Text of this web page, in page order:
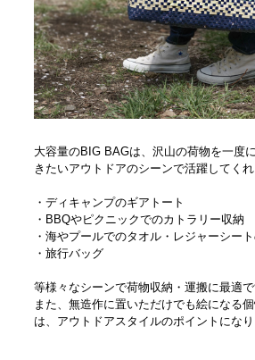
大容量のBIG BAGは、沢山の荷物を一度
きたいアウトドアのシーンで活躍してくれ
・ディキャンプのギアトート
・BBQやピクニックでのカトラリー収納
・海やプールでのタオル・レジャーシー
・旅行バッグ
等様々なシーンで荷物収納・運搬に最適で
また、無造作に置いただけでも絵になる
は、アウトドアスタイルのポイントになり